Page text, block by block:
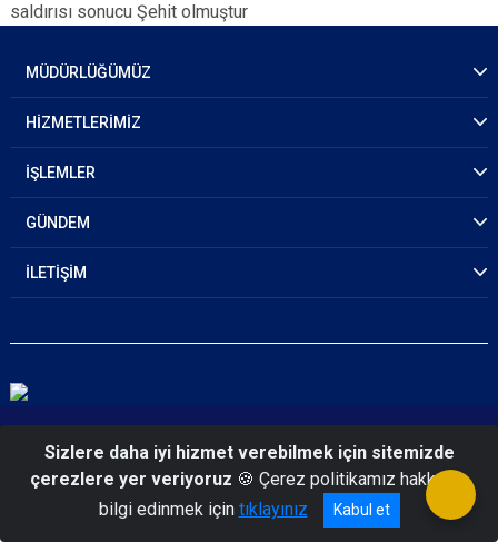
saldırısı sonucu Şehit olmuştur
MÜDÜRLÜĞÜMÜZ
HİZMETLERİMİZ
İŞLEMLER
GÜNDEM
İLETİŞİM
Sizlere daha iyi hizmet verebilmek için sitemizde
çerezlere yer veriyoruz 🍪 Çerez politikamız hakkında
bilgi edinmek için tıklayınız Kabul et